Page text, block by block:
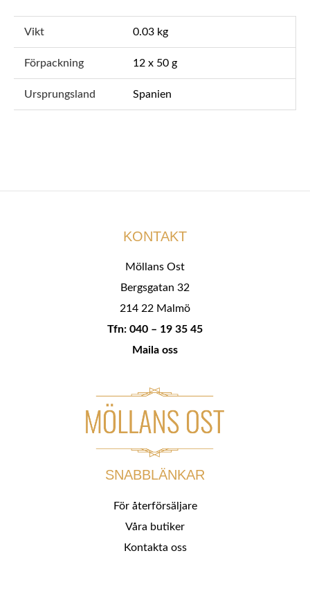
Vikt 0.03 kg
Förpackning 12 x 50 g
Ursprungsland Spanien
KONTAKT
Möllans Ost
Bergsgatan 32
214 22 Malmö
Tfn: 040 – 19 35 45
Maila oss
SNABBLÄNKAR
För återförsäljare
Våra butiker
Kontakta oss